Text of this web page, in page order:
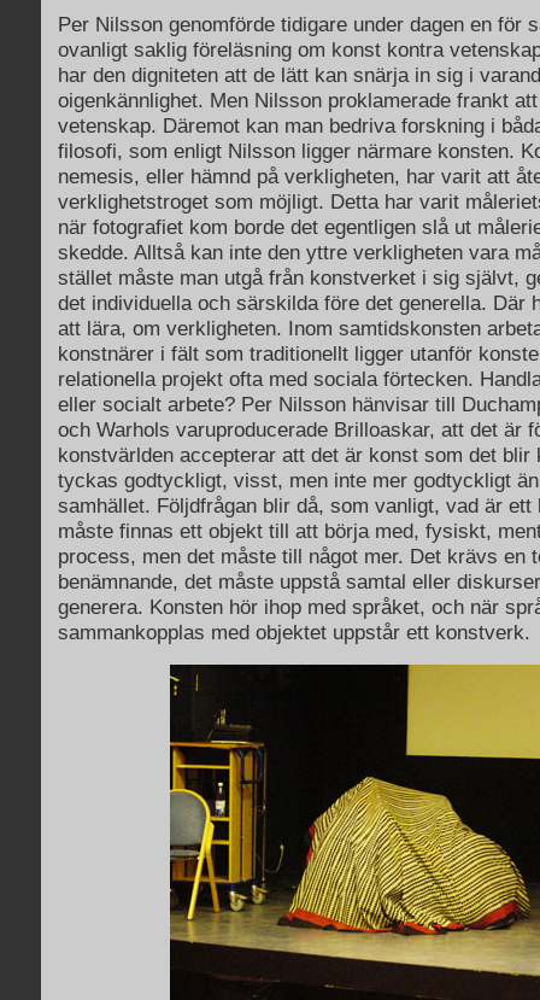
Per Nilsson genomförde tidigare under dagen en för
ovanligt saklig föreläsning om konst kontra
har den digniteten att de lätt kan snärja in sig i
oigenkännlighet. Men Nilsson proklamerade frankt
vetenskap. Däremot kan man bedriva forskning i
filosofi, som enligt Nilsson ligger närmare konsten.
nemesis, eller hämnd på verkligheten, har varit att
verklighetstroget som möjligt. Detta har varit
när fotografiet kom borde det egentligen slå ut
skedde. Alltså kan inte den yttre verkligheten vara
stället måste man utgå från konstverket i sig självt,
det individuella och särskilda före det generella. Där
att lära, om verkligheten. Inom samtidskonsten
konstnärer i fält som traditionellt ligger utanför
relationella projekt ofta med sociala förtecken.
eller socialt arbete? Per Nilsson hänvisar till
och Warhols varuproducerade Brilloaskar, att det är
konstvärlden accepterar att det är konst som det blir
tyckas godtyckligt, visst, men inte mer godtyckligt
samhället. Följdfrågan blir då, som vanligt, vad är ett
måste finnas ett objekt till att börja med, fysiskt,
process, men det måste till något mer. Det krävs en
benämnande, det måste uppstå samtal eller
generera. Konsten hör ihop med språket, och när
sammankopplas med objektet uppstår ett konstverk.